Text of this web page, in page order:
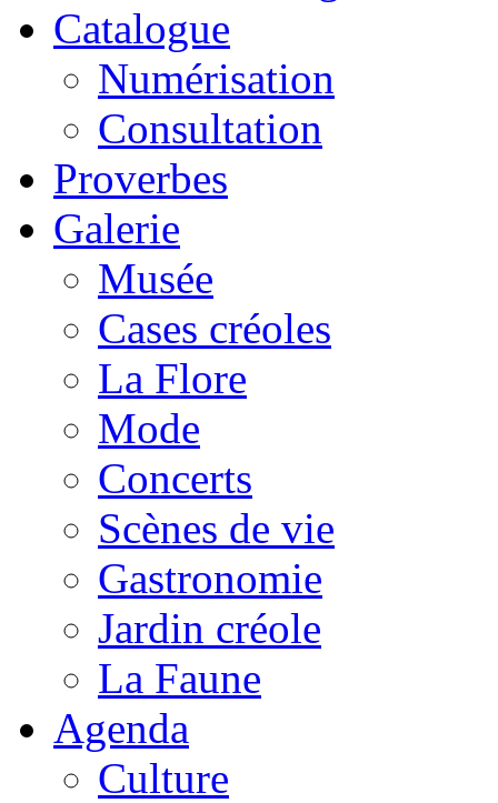
Catalogue
Numérisation
Consultation
Proverbes
Galerie
Musée
Cases créoles
La Flore
Mode
Concerts
Scènes de vie
Gastronomie
Jardin créole
La Faune
Agenda
Culture